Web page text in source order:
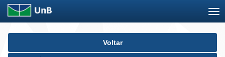
Skip
Voltar